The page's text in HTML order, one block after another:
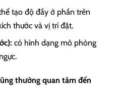
tạo độ đầy ở phần trên
thước và vị trí đặt.
có hình dạng mô phỏng
thường quan tâm đến